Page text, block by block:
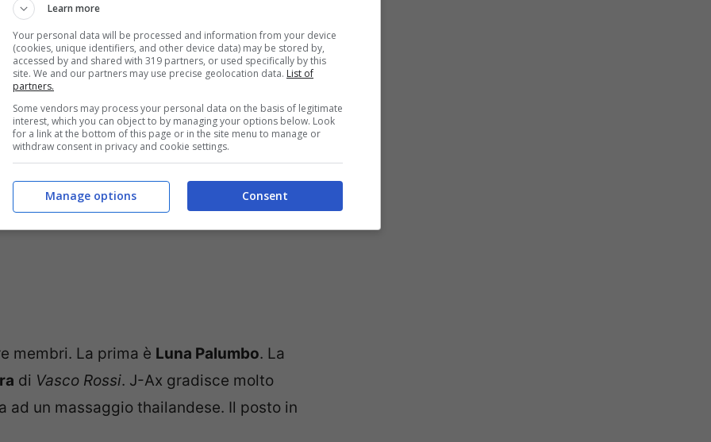
nel Team Noemi. Si tratta di
. Per lei si gira solo Noemi.
membri. La prima è Luna Palumbo. La
di Vasco Rossi. J-Ax gradisce molto
ad un massaggio thailandese. Il posto in
Learn more
Your personal data will be processed and information from your device
(cookies, unique identifiers, and other device data) may be stored by,
accessed by and shared with 319 partners, or used specifically by this
site. We and our partners may use precise geolocation data. List of
partners.
Some vendors may process your personal data on the basis of legitimate
interest, which you can object to by managing your options below. Look
for a link at the bottom of this page or in the site menu to manage or
withdraw consent in privacy and cookie settings.
Consent
Manage options